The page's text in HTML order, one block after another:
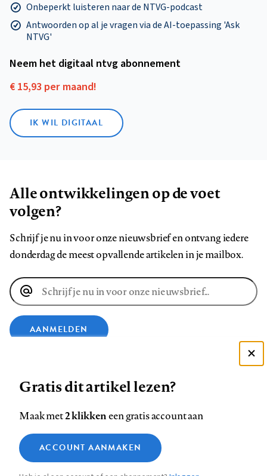
Onbeperkt luisteren naar de NTVG-podcast
Antwoorden op al je vragen via de AI-toepassing 'Ask
NTVG'
Neem het digitaal ntvg abonnement
€ 15,93 per maand!
IK WIL DIGITAAL
Alle ontwikkelingen op de voet
volgen?
Schrijf je nu in voor onze nieuwsbrief en ontvang iedere
donderdag de meest opvallende artikelen in je mailbox.
E-
mailadres
AANMELDEN
op
Facebook
op
LinkedIn
op
Bluesky
ons
op
InstagramYouTube
Footer
Contact Colofon Disclaimer Privacy
Medische vragen verdienen
betrouwbare antwoorden
Zie onze cookie policy
Analytische cookies
Gratis dit artikel lezen?
Maak met2 klikkeneen gratis account aan
ACCOUNT AANMAKEN